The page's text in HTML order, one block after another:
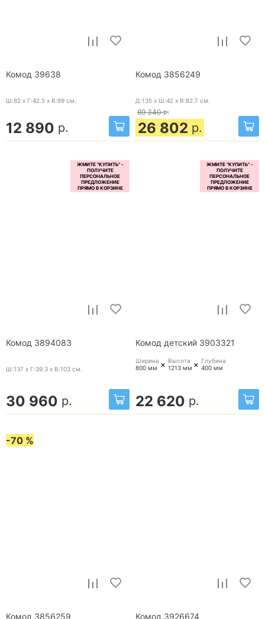
Комод 39638
Ш:82 x Г:42.5 x В:99 см.
12 890 р.
Комод 3856249
Д:135 x Ш:42 x В:82.7 см.
89 340 р.
26 802 р.
Комод 3894083
Ш:137 x Г:39.3 x В:103 см.
30 960 р.
Комод детский 3903321
Ширина
800 мм+Высота
1213 мм+Глубина
400 мм
22 620 р.
-70 %
Комод 3856259 Комод 3926674